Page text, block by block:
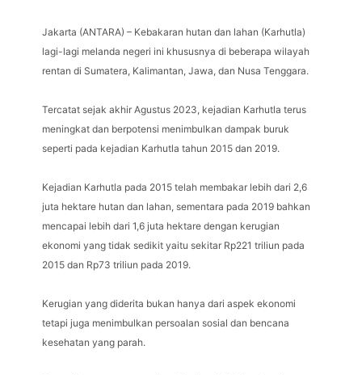
Jakarta (ANTARA) – Kebakaran hutan dan lahan (Karhutla)
lagi-lagi melanda negeri ini khususnya di beberapa wilayah
rentan di Sumatera, Kalimantan, Jawa, dan Nusa Tenggara.
Tercatat sejak akhir Agustus 2023, kejadian Karhutla terus
meningkat dan berpotensi menimbulkan dampak buruk
seperti pada kejadian Karhutla tahun 2015 dan 2019.
Kejadian Karhutla pada 2015 telah membakar lebih dari 2,6
juta hektare hutan dan lahan, sementara pada 2019 bahkan
mencapai lebih dari 1,6 juta hektare dengan kerugian
ekonomi yang tidak sedikit yaitu sekitar Rp221 triliun pada
2015 dan Rp73 triliun pada 2019.
Kerugian yang diderita bukan hanya dari aspek ekonomi
tetapi juga menimbulkan persoalan sosial dan bencana
kesehatan yang parah.